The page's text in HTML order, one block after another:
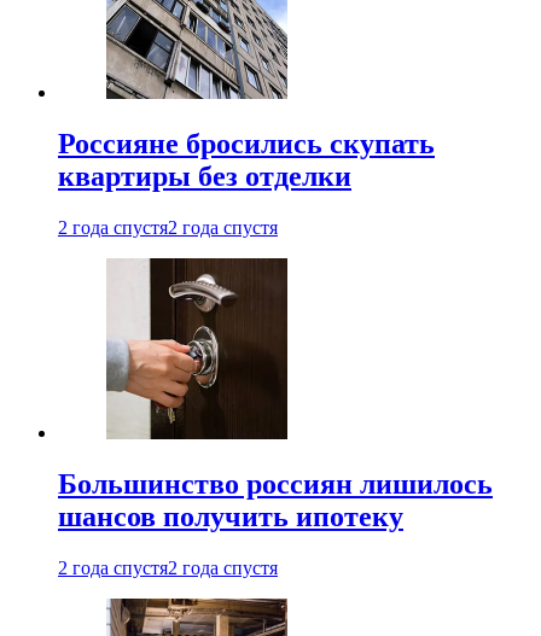
Россияне бросились скупать
квартиры без отделки
2 года спустя2 года спустя
Большинство россиян лишилось
шансов получить ипотеку
2 года спустя2 года спустя